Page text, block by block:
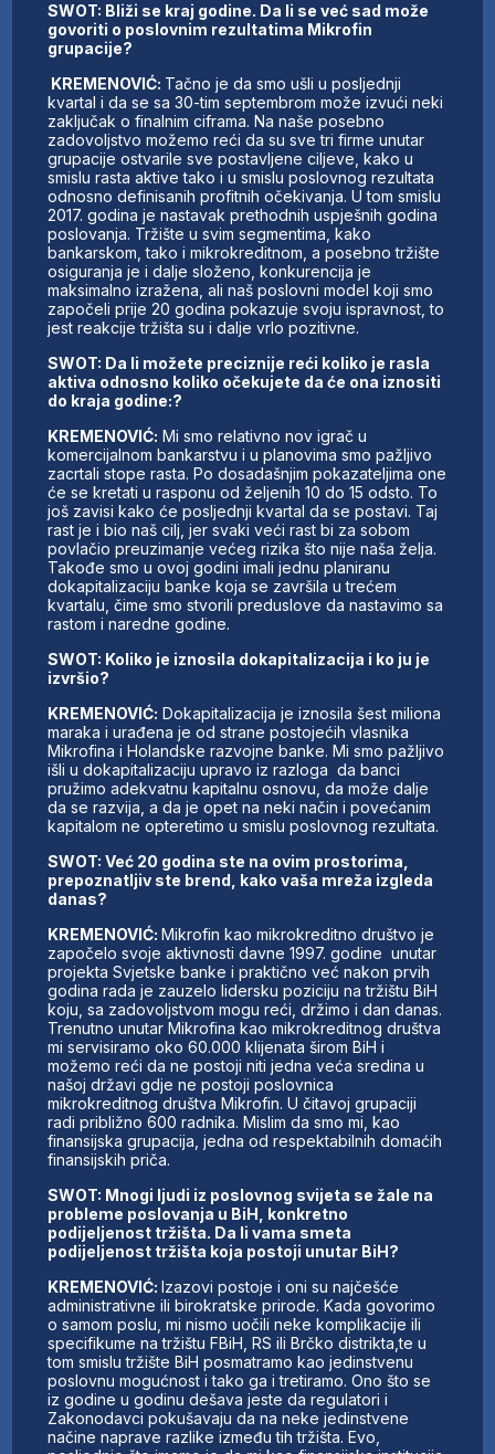
SWOT: Bliži se kraj godine. Da li se već sad može
govoriti o poslovnim rezultatima Mikrofin
grupacije?
KREMENOVIĆ: Tačno je da smo ušli u posljednji
kvartal i da se sa 30-tim septembrom može izvući neki
zaključak o finalnim ciframa. Na naše posebno
zadovoljstvo možemo reći da su sve tri firme unutar
grupacije ostvarile sve postavljene ciljeve, kako u
smislu rasta aktive tako i u smislu poslovnog rezultata
odnosno definisanih profitnih očekivanja. U tom smislu
2017. godina je nastavak prethodnih uspješnih godina
poslovanja. Tržište u svim segmentima, kako
bankarskom, tako i mikrokreditnom, a posebno tržište
osiguranja je i dalje složeno, konkurencija je
maksimalno izražena, ali naš poslovni model koji smo
započeli prije 20 godina pokazuje svoju ispravnost, to
jest reakcije tržišta su i dalje vrlo pozitivne.
SWOT: Da li možete preciznije reći koliko je rasla
aktiva odnosno koliko očekujete da će ona iznositi
do kraja godine:?
KREMENOVIĆ: Mi smo relativno nov igrač u
komercijalnom bankarstvu i u planovima smo pažljivo
zacrtali stope rasta. Po dosadašnjim pokazateljima one
će se kretati u rasponu od željenih 10 do 15 odsto. To
još zavisi kako će posljednji kvartal da se postavi. Taj
rast je i bio naš cilj, jer svaki veći rast bi za sobom
povlačio preuzimanje većeg rizika što nije naša želja.
Takođe smo u ovoj godini imali jednu planiranu
dokapitalizaciju banke koja se završila u trećem
kvartalu, čime smo stvorili preduslove da nastavimo sa
rastom i naredne godine.
SWOT: Koliko je iznosila dokapitalizacija i ko ju je
izvršio?
KREMENOVIĆ: Dokapitalizacija je iznosila šest miliona
maraka i urađena je od strane postojećih vlasnika
Mikrofina i Holandske razvojne banke. Mi smo pažljivo
išli u dokapitalizaciju upravo iz razloga da banci
pružimo adekvatnu kapitalnu osnovu, da može dalje
da se razvija, a da je opet na neki način i povećanim
kapitalom ne opteretimo u smislu poslovnog rezultata.
SWOT: Već 20 godina ste na ovim prostorima,
prepoznatljiv ste brend, kako vaša mreža izgleda
danas?
KREMENOVIĆ: Mikrofin kao mikrokreditno društvo je
započelo svoje aktivnosti davne 1997. godine unutar
projekta Svjetske banke i praktično već nakon prvih
godina rada je zauzelo lidersku poziciju na tržištu BiH
koju, sa zadovoljstvom mogu reći, držimo i dan danas.
Trenutno unutar Mikrofina kao mikrokreditnog društva
mi servisiramo oko 60.000 klijenata širom BiH i
možemo reći da ne postoji niti jedna veća sredina u
našoj državi gdje ne postoji poslovnica
mikrokreditnog društva Mikrofin. U čitavoj grupaciji
radi približno 600 radnika. Mislim da smo mi, kao
finansijska grupacija, jedna od respektabilnih domaćih
finansijskih priča.
SWOT: Mnogi ljudi iz poslovnog svijeta se žale na
probleme poslovanja u BiH, konkretno
podijeljenost tržišta. Da li vama smeta
podijeljenost tržišta koja postoji unutar BiH?
KREMENOVIĆ: Izazovi postoje i oni su najčešće
administrativne ili birokratske prirode. Kada govorimo
o samom poslu, mi nismo uočili neke komplikacije ili
specifikume na tržištu FBiH, RS ili Brčko distrikta,te u
tom smislu tržište BiH posmatramo kao jedinstvenu
poslovnu mogućnost i tako ga i tretiramo. Ono što se
iz godine u godinu dešava jeste da regulatori i
Zakonodavci pokušavaju da na neke jedinstvene
načine naprave razlike između tih tržišta. Evo,